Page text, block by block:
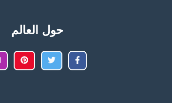
حول العالم